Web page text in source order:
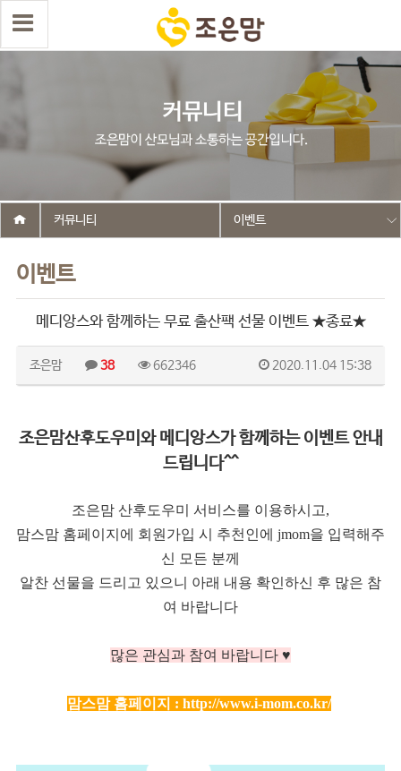
이벤트
커뮤니티 이벤트
메디앙스와 함께하는 무료 출산팩 선물 이벤트 ★종료★
조은맘 38 662346 2020.11.04 15:38
조은맘산후도우미와 메디앙스가 함께하는 이벤트 안내
드립니다^^
조은맘 산후도우미 서비스를 이용하시고,
맘스맘 홈페이지에 회원가입 시 추천인에 jmom을 입력해주
신 모든 분께
알찬 선물을 드리고 있으니 아래 내용 확인하신 후 많은 참
여 바랍니다
많은 관심과 참여 바랍니다 ♥
맘스맘 홈페이지 : http://www.i-mom.co.kr/